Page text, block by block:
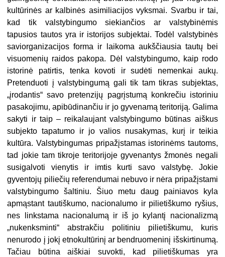
kultūrinės ar kalbinės asimiliacijos vyksmai. Svarbu ir tai,
kad tik valstybingumo siekiančios ar valstybinėmis
tapusios tautos yra ir istorijos subjektai. Todėl valstybinės
saviorganizacijos forma ir laikoma aukščiausia tautų bei
visuomenių raidos pakopa. Dėl valstybingumo, kaip rodo
istorinė patirtis, tenka kovoti ir sudėti nemenkai aukų.
Pretenduoti į valstybingumą gali tik tam tikras subjektas,
„įrodantis“ savo pretenzijų pagrįstumą konkrečiu istoriniu
pasakojimu, apibūdinančiu ir jo gyvenamą teritoriją. Galima
sakyti ir taip – reikalaujant valstybingumo būtinas aiškus
subjekto tapatumo ir jo valios nusakymas, kurį ir teikia
kultūra. Valstybingumas pripažįstamas istorinėms tautoms,
tad jokie tam tikroje teritorijoje gyvenantys žmonės negali
susigalvoti vienytis ir imtis kurti savo valstybę. Jokie
gyventojų piliečių referendumai nebuvo ir nėra pripažįstami
valstybingumo šaltiniu. Šiuo metu daug painiavos kyla
apmąstant tautiškumo, nacionalumo ir pilietiškumo ryšius,
nes linkstama nacionalumą ir iš jo kylantį nacionalizmą
„nukenksminti“ abstrakčiu politiniu pilietiškumu, kuris
nenurodo į jokį etnokultūrinį ar bendruomeninį išskirtinumą.
Tačiau būtina aiškiai suvokti, kad pilietiškumas yra